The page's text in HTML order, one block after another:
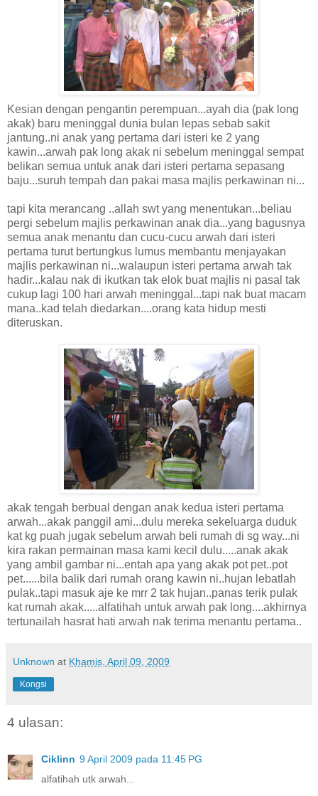
Kesian dengan pengantin perempuan...ayah dia (pak long
akak) baru meninggal dunia bulan lepas sebab sakit
jantung..ni anak yang pertama dari isteri ke 2 yang
kawin...arwah pak long akak ni sebelum meninggal sempat
belikan semua untuk anak dari isteri pertama sepasang
baju...suruh tempah dan pakai masa majlis perkawinan ni...
tapi kita merancang ..allah swt yang menentukan...beliau
pergi sebelum majlis perkawinan anak dia...yang bagusnya
semua anak menantu dan cucu-cucu arwah dari isteri
pertama turut bertungkus lumus membantu menjayakan
majlis perkawinan ni...walaupun isteri pertama arwah tak
hadir...kalau nak di ikutkan tak elok buat majlis ni pasal tak
cukup lagi 100 hari arwah meninggal...tapi nak buat macam
mana..kad telah diedarkan....orang kata hidup mesti
diteruskan.
akak tengah berbual dengan anak kedua isteri pertama
arwah...akak panggil ami...dulu mereka sekeluarga duduk
kat kg puah jugak sebelum arwah beli rumah di sg way...ni
kira rakan permainan masa kami kecil dulu.....anak akak
yang ambil gambar ni...entah apa yang akak pot pet..pot
pet......bila balik dari rumah orang kawin ni..hujan lebatlah
pulak..tapi masuk aje ke mrr 2 tak hujan..panas terik pulak
kat rumah akak.....alfatihah untuk arwah pak long....akhirnya
tertunailah hasrat hati arwah nak terima menantu pertama..
Unknown at Khamis, April 09, 2009
Kongsi
4 ulasan:
Ciklinn 9 April 2009 pada 11:45 PG
alfatihah utk arwah...